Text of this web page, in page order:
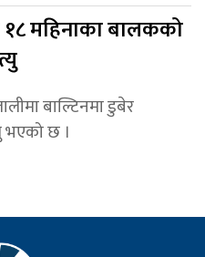
१८ महिनाका बालकको
बाल्टिनमा डुबेर
छ ।